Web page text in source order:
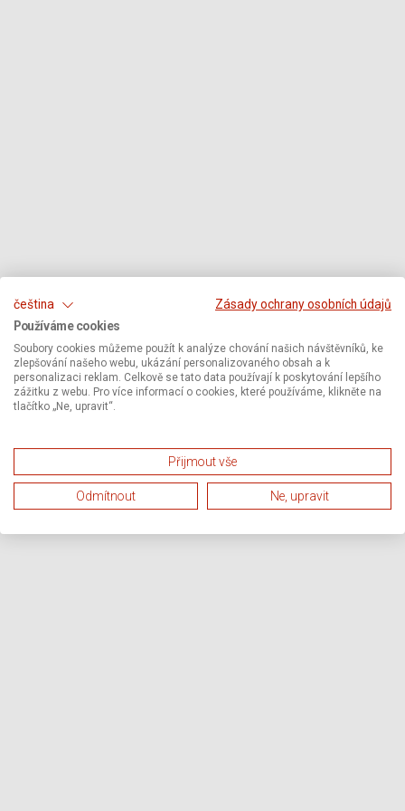
čeština
Zásady ochrany osobních údajů
Používáme cookies
Soubory cookies můžeme použít k analýze chování našich návštěvníků, ke
zlepšování našeho webu, ukázání personalizovaného obsah a k
personalizaci reklam. Celkově se tato data používají k poskytování lepšího
zážitku z webu. Pro více informací o cookies, které používáme, klikněte na
tlačítko „Ne, upravit“.
Přijmout vše
Odmítnout Ne, upravit